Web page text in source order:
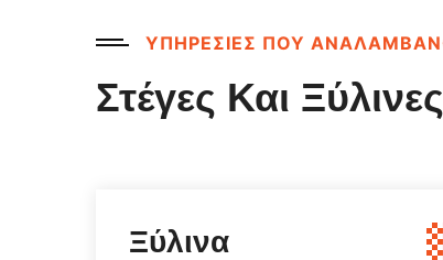
ΥΠΗΡΕΣΙΕΣ ΠΟΥ
Στέγες Και